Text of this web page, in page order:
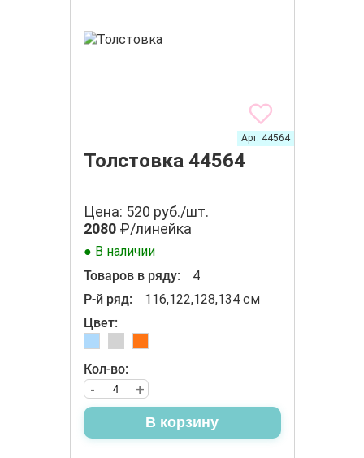
Толстовка 44564
Арт. 44564
Цена: 520 руб./шт.
2080₽/линейка
● В наличии
Товаров в ряду:
4
Р-й ряд:
116,122,128,134 см
Цвет:
Кол-во:
+
-
В корзину